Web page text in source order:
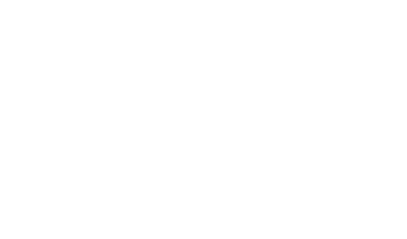
了承ください。
き作成されるも
です。
ありません。
です。
ず変更すること
1000ppm以下、
可)を取得する